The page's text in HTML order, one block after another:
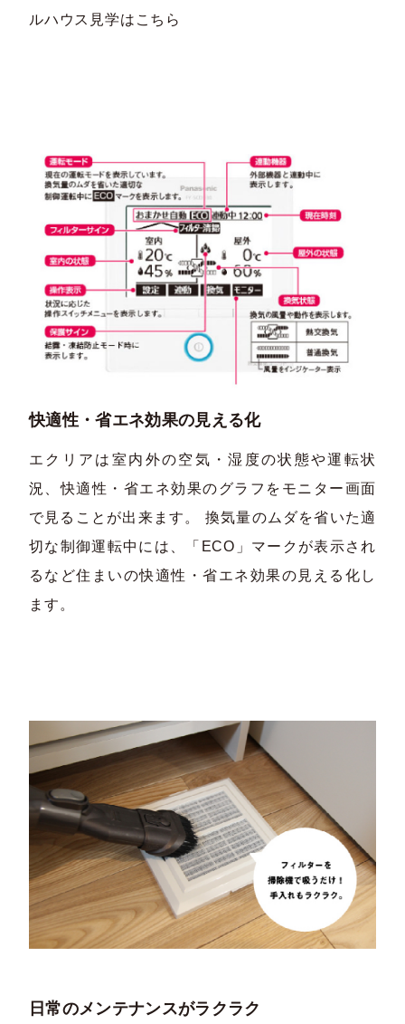
ルハウス見学はこちら
快適性・省エネ効果の見える化
エクリアは室内外の空気・湿度の状態や運転状
況、快適性・省エネ効果のグラフをモニター画面
で見ることが出来ます。 換気量のムダを省いた適
切な制御運転中には、「ECO」マークが表示され
るなど住まいの快適性・省エネ効果の見える化し
ます。
日常のメンテナンスがラクラク